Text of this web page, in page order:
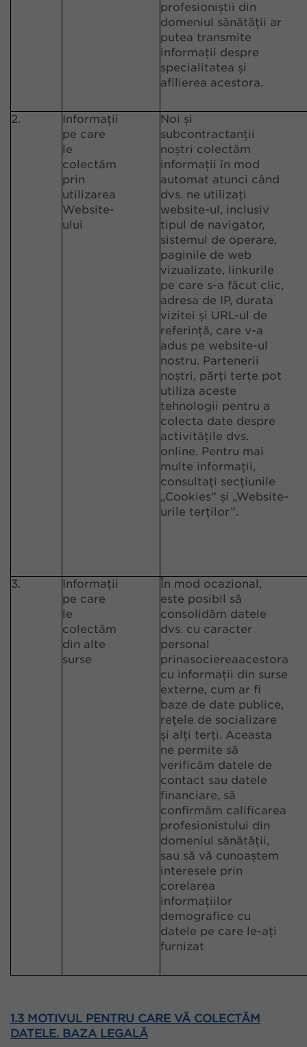
profesioniștii din
domeniul sănătății ar
putea transmite
informații despre
specialitatea și
afilierea acestora.
2.
Informații
pe care
le
colectăm
prin
utilizarea
Website-
ului
Noi și
subcontractanții
noștri colectăm
informații în mod
automat atunci când
dvs. ne utilizați
website-ul, inclusiv
tipul de navigator,
sistemul de operare,
paginile de web
vizualizate, linkurile
pe care s-a făcut clic,
adresa de IP, durata
vizitei și URL-ul de
referință, care v-a
adus pe website-ul
nostru. Partenerii
noștri, părți terțe pot
utiliza aceste
tehnologii pentru a
colecta date despre
activitățile dvs.
online. Pentru mai
multe informații,
consultați secțiunile
„Cookies” și „Website-
urile terților”.
3.
Informații
pe care
le
colectăm
din alte
surse
În mod ocazional,
este posibil să
consolidăm datele
dvs. cu caracter
personal
prinasociereaacestora
cu informații din surse
externe, cum ar fi
baze de date publice,
rețele de socializare
și alți terți. Aceasta
ne permite să
verificăm datele de
contact sau datele
financiare, să
confirmăm calificarea
profesionistului din
domeniul sănătății,
sau să vă cunoaștem
interesele prin
corelarea
informațiilor
demografice cu
datele pe care le-ați
furnizat
1.3 MOTIVUL PENTRU CARE VĂ COLECTĂM
DATELE. BAZA LEGALĂ